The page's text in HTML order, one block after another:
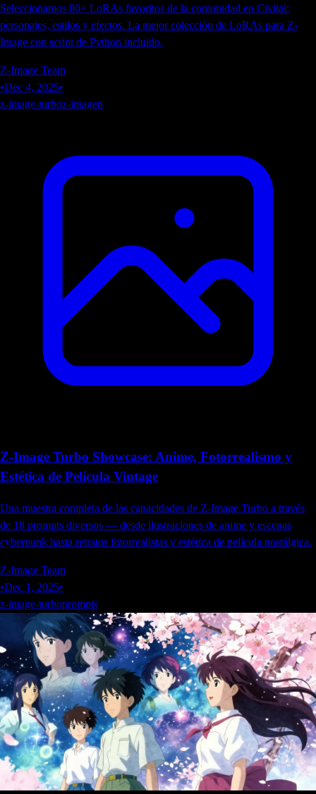
Seleccionamos 80+ LoRAs favoritos de la comunidad en Civitai:
personajes, estilos y efectos. La mejor colección de LoRAs para Z-
Image con script de Python incluido.
Z-Image Team
•Dec 4, 2025•
z-image-turboz-imagen
Z-Image Turbo Showcase: Anime, Fotorrealismo y
Estética de Película Vintage
Una muestra completa de las capacidades de Z-Image Turbo a través
de 18 prompts diversos — desde ilustraciones de anime y escenas
cyberpunk hasta retratos fotorrealistas y estética de película nostálgica.
Z-Image Team
•Dec 1, 2025•
z-image-turboprompts